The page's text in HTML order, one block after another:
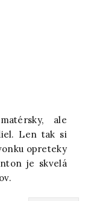
ale
Len tak si
opreteky
je skvelá